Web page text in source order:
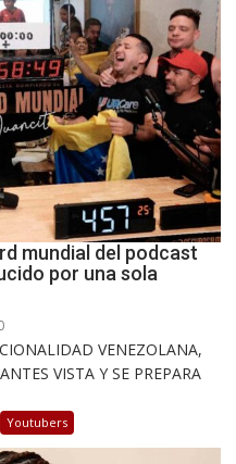
mundial del podcast
por una sola
VENEZOLANA,
VISTA Y SE PREPARA
Youtubers